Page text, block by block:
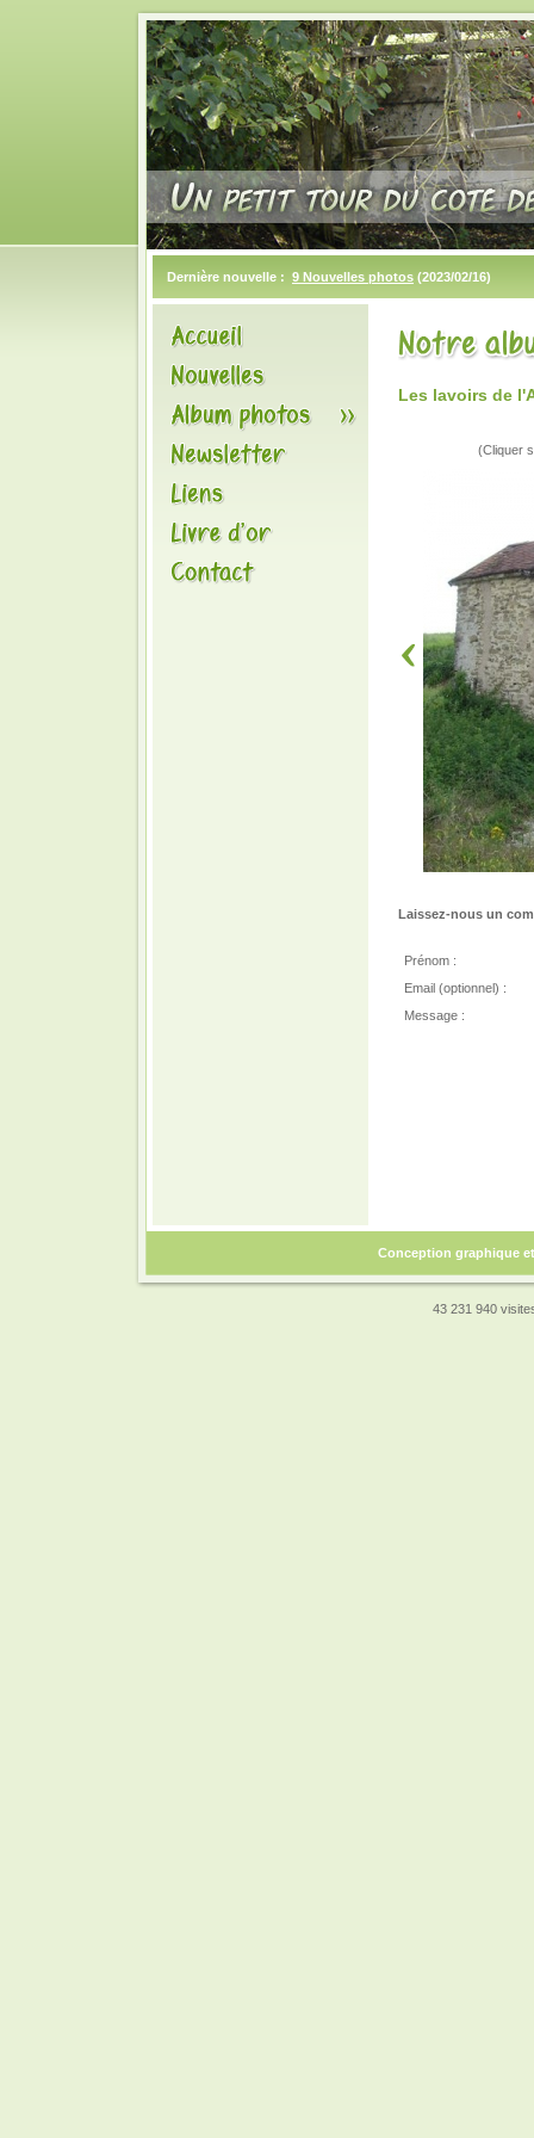
Dernière nouvelle : 9 Nouvelles photos (2023/02/16)
Les lavoirs de
(Cliquer
Laissez-nous un
Prénom :
Email (optionnel) :
Message :
Conception graphique
43 231 940